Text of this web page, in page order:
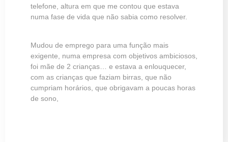
telefone, altura em que me contou que estava
numa fase de vida que não sabia como resolver.
Mudou de emprego para uma função mais
exigente, numa empresa com objetivos ambiciosos,
foi mãe de 2 crianças… e estava a enlouquecer,
com as crianças que faziam birras, que não
cumpriam horários, que obrigavam a poucas horas
de sono,